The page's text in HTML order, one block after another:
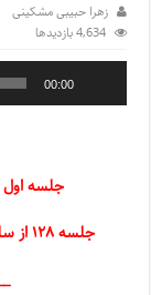
زهرا حبیبی مشکینی
4,634 بازدیدها
00:00
جلسه
جلسه ۱۲۸ از سلسله دروس شرح فصوص الحکم حضرت علامه